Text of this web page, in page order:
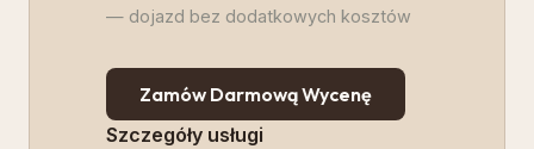
— dojazd bez dodatkowych kosztów
Zamów Darmową Wycenę
Szczegóły usługi